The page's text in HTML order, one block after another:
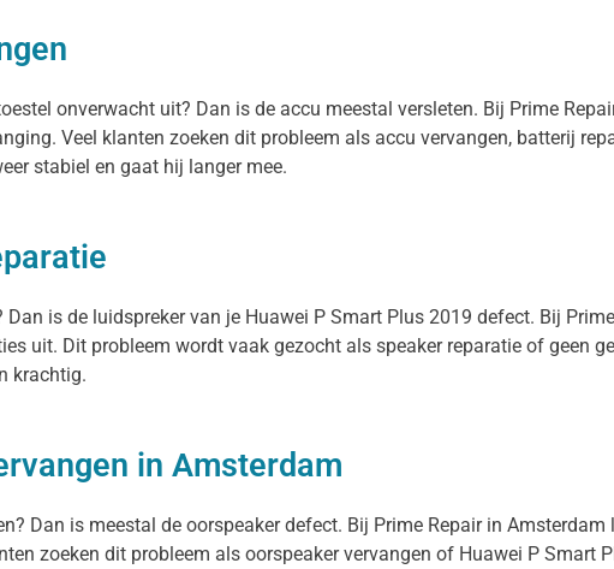
onverwacht uit? Dan is de accu meestal versleten. Bij Prime
Veel klanten zoeken dit probleem als accu vervangen, batterij
stabiel en gaat hij langer mee.
is de luidspreker van je Huawei P Smart Plus 2019 defect. Bij
uit. Dit probleem wordt vaak gezocht als speaker reparatie of geen
krachtig.
in Amsterdam
Dan is meestal de oorspeaker defect. Bij Prime Repair in
zoeken dit probleem als oorspeaker vervangen of Huawei P Smart